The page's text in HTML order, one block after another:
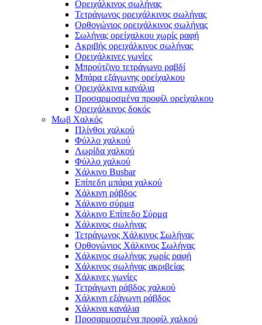
Ορειχάλκινος σωλήνας
Τετράγωνος ορειχάλκινος σωλήνας
Ορθογώνιος ορειχάλκινος σωλήνας
Σωλήνας ορείχαλκου χωρίς ραφή
Ακριβής ορειχάλκινος σωλήνας
Ορειχάλκινες γωνίες
Μπρούτζινο τετράγωνο ραβδί
Μπάρα εξάγωνης ορείχαλκου
Ορειχάλκινα κανάλια
Προσαρμοσμένα προφίλ ορείχαλκου
Ορειχάλκινος δοκός
Μωβ Χαλκός
Πλίνθοι χαλκού
Φύλλο χαλκού
Λωρίδα χαλκού
Φύλλο χαλκού
Χάλκινο Busbar
Επίπεδη μπάρα χαλκού
Χάλκινη ράβδος
Χάλκινο σύρμα
Χάλκινο Επίπεδο Σύρμα
Χάλκινος σωλήνας
Τετράγωνος Χάλκινος Σωλήνας
Ορθογώνιος Χάλκινος Σωλήνας
Χάλκινος σωλήνας χωρίς ραφή
Χάλκινος σωλήνας ακριβείας
Χάλκινες γωνίες
Τετράγωνη ράβδος χαλκού
Χάλκινη εξάγωνη ράβδος
Χάλκινα κανάλια
Προσαρμοσμένα προφίλ χαλκού